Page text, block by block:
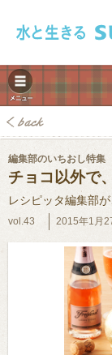
シピ
編集部のいちおし特集
チョコ以外で
レシピッタ編集部
vol.43 2015年1月